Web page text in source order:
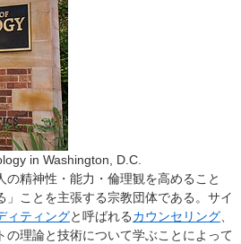
in Washington, D.C.
精神性・能力・倫理観を高めること
」ことを主張する宗教団体である。サイ
ィティングと呼ばれるカウンセリング、
の理論と技術について学ぶことによって